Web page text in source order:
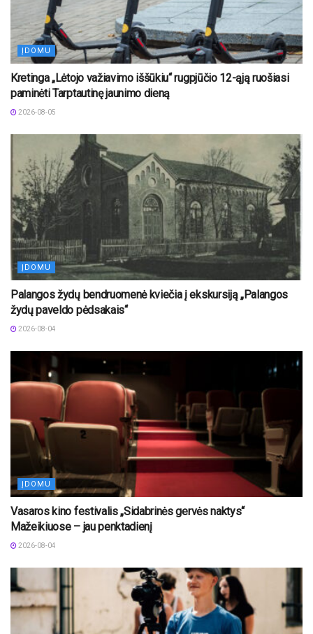
ĮDOMU
Kretinga „Lėtojo važiavimo iššūkiu“ rugpjūčio 12-ąją ruošiasi
paminėti Tarptautinę jaunimo dieną
2026-08-05
ĮDOMU
Palangos žydų bendruomenė kviečia į ekskursiją „Palangos
žydų paveldo pėdsakais“
2026-08-04
ĮDOMU
Vasaros kino festivalis „Sidabrinės gervės naktys“
Mažeikiuose – jau penktadienį
2026-08-04